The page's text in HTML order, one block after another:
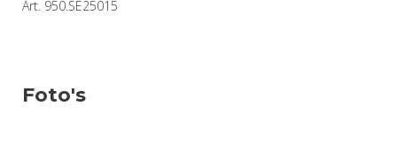
Art. 950.SE25015
Foto's